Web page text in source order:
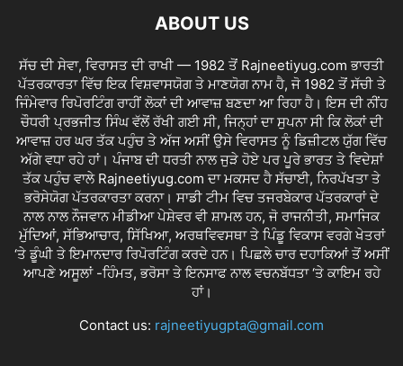
ABOUT US
ਸੱਚ ਦੀ ਸੇਵਾ, ਵਿਰਾਸਤ ਦੀ ਰਾਖੀ — 1982 ਤੋਂ Rajneetiyug.com ਭਾਰਤੀ
ਪੱਤਰਕਾਰਤਾ ਵਿੱਚ ਇਕ ਵਿਸ਼ਵਾਸਯੋਗ ਤੇ ਮਾਣਯੋਗ ਨਾਮ ਹੈ, ਜੋ 1982 ਤੋਂ ਸੱਚੀ ਤੇ
ਜਿੰਮੇਵਾਰ ਰਿਪੋਰਟਿੰਗ ਰਾਹੀਂ ਲੋਕਾਂ ਦੀ ਆਵਾਜ਼ ਬਣਦਾ ਆ ਰਿਹਾ ਹੈ। ਇਸ ਦੀ ਨੀਂਹ
ਚੌਧਰੀ ਪ੍ਰਭਜੀਤ ਸਿੰਘ ਵੱਲੋਂ ਰੱਖੀ ਗਈ ਸੀ, ਜਿਨ੍ਹਾਂ ਦਾ ਸੁਪਨਾ ਸੀ ਕਿ ਲੋਕਾਂ ਦੀ
ਆਵਾਜ਼ ਹਰ ਘਰ ਤੱਕ ਪਹੁੰਚ ਤੇ ਅੱਜ ਅਸੀਂ ਉਸੇ ਵਿਰਾਸਤ ਨੂੰ ਡਿਜ਼ੀਟਲ ਯੁੱਗ ਵਿੱਚ
ਅੱਗੇ ਵਧਾ ਰਹੇ ਹਾਂ। ਪੰਜਾਬ ਦੀ ਧਰਤੀ ਨਾਲ ਜੁੜੇ ਹੋਏ ਪਰ ਪੂਰੇ ਭਾਰਤ ਤੇ ਵਿਦੇਸ਼ਾਂ
ਤੱਕ ਪਹੁੰਚ ਵਾਲੇ Rajneetiyug.com ਦਾ ਮਕਸਦ ਹੈ ਸੱਚਾਈ, ਨਿਰਪੱਖਤਾ ਤੇ
ਭਰੋਸੇਯੋਗ ਪੱਤਰਕਾਰਤਾ ਕਰਨਾ। ਸਾਡੀ ਟੀਮ ਵਿਚ ਤਜਰਬੇਕਾਰ ਪੱਤਰਕਾਰਾਂ ਦੇ
ਨਾਲ ਨਾਲ ਨੌਜਵਾਨ ਮੀਡੀਆ ਪੇਸ਼ੇਵਰ ਵੀ ਸ਼ਾਮਲ ਹਨ, ਜੋ ਰਾਜਨੀਤੀ, ਸਮਾਜਿਕ
ਮੁੱਦਿਆਂ, ਸੱਭਿਆਚਾਰ, ਸਿੱਖਿਆ, ਅਰਥਵਿਵਸਥਾ ਤੇ ਪਿੰਡੂ ਵਿਕਾਸ ਵਰਗੇ ਖੇਤਰਾਂ
‘ਤੇ ਡੂੰਘੀ ਤੇ ਇਮਾਨਦਾਰ ਰਿਪੋਰਟਿੰਗ ਕਰਦੇ ਹਨ। ਪਿਛਲੇ ਚਾਰ ਦਹਾਕਿਆਂ ਤੋਂ ਅਸੀਂ
ਆਪਣੇ ਅਸੂਲਾਂ -ਹਿੰਮਤ, ਭਰੋਸਾ ਤੇ ਇਨਸਾਫ ਨਾਲ ਵਚਨਬੱਧਤਾ ‘ਤੇ ਕਾਇਮ ਰਹੇ
ਹਾਂ।
Contact us: rajneetiyugpta@gmail.com